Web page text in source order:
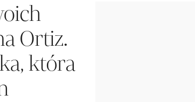
Ortiz.
która